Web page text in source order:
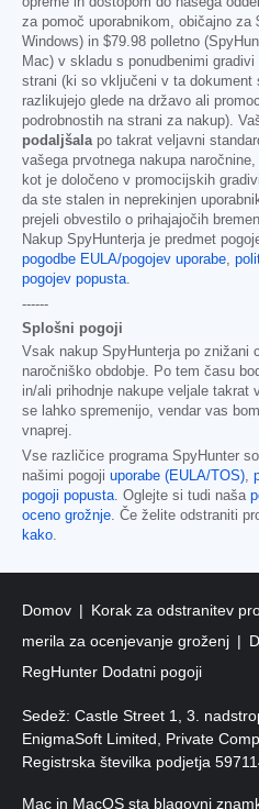
za pomoč uporabnikom, običajno za
Windows) in $79.98 polletno
Mac) v skladu s ponudbenimi
strani (ki so vključeni v ta
razlikujejo glede na državo ali
podrobnostih na strani za nakup).
podaljšala po takrat veljavni
vašega prvotnega nakupa
kot je določeno v promocijskih
da ste stalen in neprekinjen
prejeli obvestilo o prihajajočih
Nakup SpyHunterja je predmet
pogodbe EULA/pogojev uporabe
pogojev popusta
------
Splošni pogoji
Vsak nakup SpyHunterja po znižani
naročniško obdobje. Po tem času
in/ali prihodnje nakupe veljale takrat
se lahko spremenijo, vendar vas
vnaprej.
Vse različice programa SpyHunter
našimi pogoji uporabe (EULA/TOS)
pogoji popusta . Oglejte si tudi naša
oceno grožnje . Če želite odstraniti
kako
Domov Korak za odstranitev
merila za ocenjevanje groženj
RegHunter Dodatni pogoji
Sedež: Castle Street 1, 3.
EnigmaSoft Limited, Private
Registrska številka podjetja
Mac in MacOS sta blagovni